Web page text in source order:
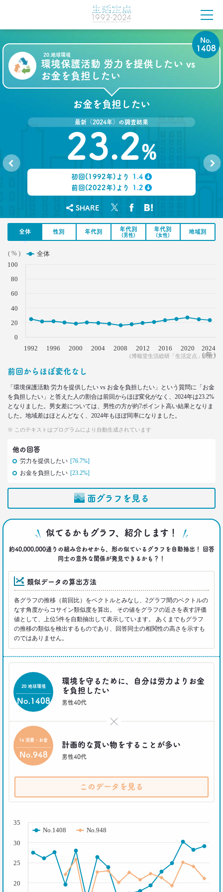
–日経クロストレンド 連載㉖–
酒井 崇匡
2022.04.18
「料理好き」減少！ どこからが手料理？
調査で分かった新定義
–日経クロストレンド 連載㉕–
愛される「40代おじさん」の分岐点
弘中綾香アナに学ぶ
–日経クロストレンド 連載㉔–
生活総研 上席研究員/コピーライター
“モテリプ”の三原則とは？
–日経クロストレンド 連載㉓–
前沢 裕文
2022.02.03
“ドミニカ流”子育て法
生活総研 上席研究員/コピーライター
前沢 裕文
生活総研 上席研究員/コピーライター
前沢 裕文
40代おじさんの人生は最低の50点台
救いの言葉を住職に求めた
–日経クロストレンド 連載⑲–
生活総研 上席研究員/コピーライター
前沢 裕文
2021.11.25
幸福度は最下位 50代男性を襲う
「定年前の3つのブルー」
–日経クロストレンド 連載⑱–
生活総研 上席研究員
佐香 孝
40代おじさんに共感？
–日経クロストレンド 連載⑰–
生活総研 上席研究員/コピーライター
前沢 裕文
奥田民生は「おじさん」を
ユニコーンの武器にした
–日経クロストレンド 連載⑯–
生活総研 上席研究員/コピーライター
–日経クロストレンド 連載⑮–
生活総研 上席研究員/コピーライター
前沢 裕文
2021.09.09
ロンブー田村淳が思う「かっこいい40代おじさん」
とその理由
20.地球環境
環境保護活動 労力を提供したい vs
お金を負担したい
No.
1408
お金を負担したい
最新（2024年）の調査結果
23.2%
初回(1992年)より
1.4
前回(2022年)より
1.2
SHARE
全体 性別 年代別 年代別
(男性)
年代別
(女性)
地域別
( 年 )
( % )
(博報堂生活総研「生活定点」調査)
全体
1992 1996 2000 2004 2008 2012 2016 2020 2024
0
20
40
60
80
100
前回からほぼ変化なし
「環境保護活動 労力を提供したい vs お金を負担したい」という質問に「お金
を負担したい」と答えた人の割合は前回からほぼ変化がなく、2024年は23.2%
となりました。男女差については、男性の方が約7ポイント高い結果となりま
した。地域差はほとんどなく、2024年もほぼ同率になりました。
※ このテキストはプログラムにより自動生成されています
他の回答
労力を提供したい [76.7%]
お金を負担したい [23.2%]
面グラフを見る
似てるかもグラフ、紹介します！
約40,000,000通りの組み合わせから、形の似ているグラフを自動抽出！ 回答
同士の意外な関係が発見できるかも？！
類似データの算出方法
各グラフの推移（前回比）をベクトルとみなし、2グラフ間のベクトルの
なす角度からコサイン類似度を算出。 その値をグラフの近さを表す評価
値として、上位5件を自動抽出して表示しています。 あくまでもグラフ
の推移の類似を検出するものであり、回答同士の相関性の高さを示すも
のではありません。
環境を守るために、自分は労力よりお金
を負担したい
男性40代
20 地球環境
No.1408
計画的な買い物をすることが多い
男性40代
14 消費・お金
No.948
このデータを見る
No.1408 No.948
20
30
25
35